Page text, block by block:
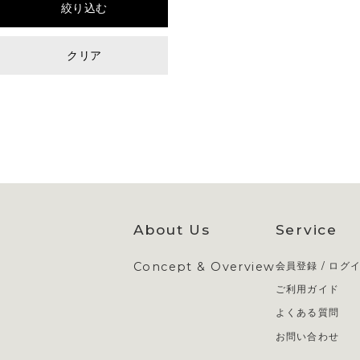
絞り込む
クリア
About Us
Concept & Overview
Service
会員登録 / ログ
ご利用ガイド
よくある質問
お問い合わせ